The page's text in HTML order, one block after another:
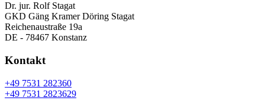
Dr. jur. Rolf Stagat
GKD Gäng Kramer Döring Stagat
Reichenaustraße 19a
DE - 78467 Konstanz
Kontakt
+49 7531 282360
+49 7531 2823629